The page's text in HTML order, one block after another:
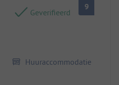
Geverifieerd
9
Huuraccommodatie